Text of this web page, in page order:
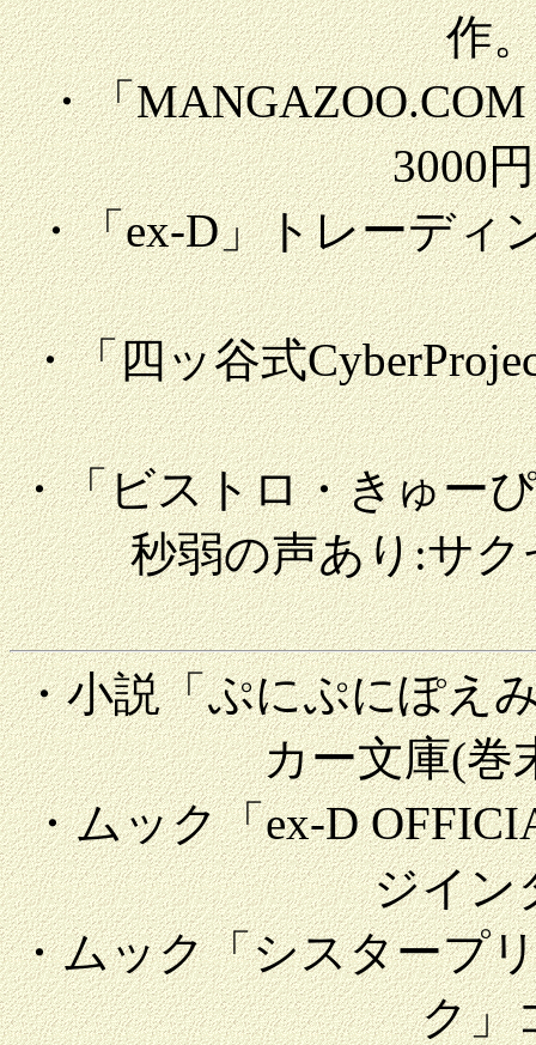
作
・「
3000
・「ex-D」トレーディ
・「四ッ谷式
・「ビストロ・きゅー
秒弱の声あり:サ
・小説「ぷにぷにぽえ
カー文庫(巻
・ムック「ex-D
ジイン
・ムック「シスタープ
ク」